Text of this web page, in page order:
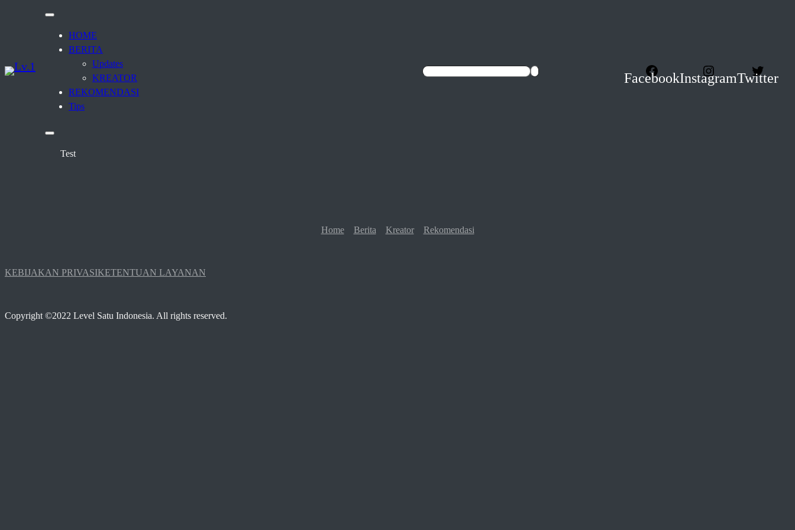
HOME
BERITA
Updates
KREATOR
REKOMENDASI
Tips
FacebookInstagramTwitter
Test
Home Berita Kreator Rekomendasi
KEBIJAKAN PRIVASIKETENTUAN LAYANAN
Copyright ©2022 Level Satu Indonesia. All rights reserved.